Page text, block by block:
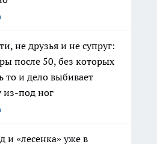
не друзья и не супруг:
после 50, без которых
то и дело выбивает
из-под ног
и «лесенка» уже в